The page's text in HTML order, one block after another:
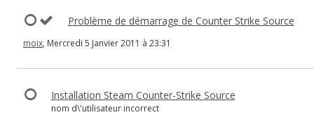
Problème de démarrage de Counter Strike Source
moix, Mercredi 5 Janvier 2011 à 23:31
Installation Steam Counter-Strike Source
nom d\'utilisateur incorrect